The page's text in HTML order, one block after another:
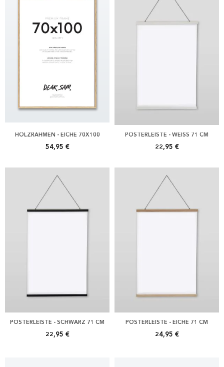
HOLZRAHMEN - EICHE 70X100
54,95 €
POSTERLEISTE - WEISS 71 CM
22,95 €
POSTERLEISTE - SCHWARZ 71 CM
22,95 €
POSTERLEISTE - EICHE 71 CM
24,95 €